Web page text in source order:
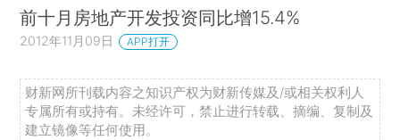
前十月房地产开发投资同比增15.4%
2012年11月09日 APP打开
财新网所刊载内容之知识产权为财新传媒及/或相关权利人
专属所有或持有。未经许可，禁止进行转载、摘编、复制及
建立镜像等任何使用。